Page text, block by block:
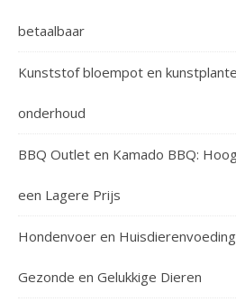
betaalbaar
Kunststof bloempot en
onderhoud
BBQ Outlet en Kamado BBQ:
een Lagere Prijs
Hondenvoer en
Gezonde en Gelukkige Dieren